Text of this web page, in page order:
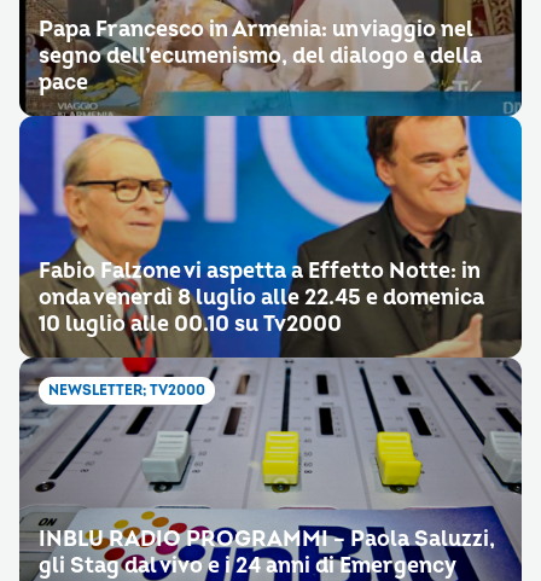
Papa Francesco in Armenia: un viaggio nel
segno dell’ecumenismo, del dialogo e della
pace
Fabio Falzone vi aspetta a Effetto Notte: in
onda venerdì 8 luglio alle 22.45 e domenica
10 luglio alle 00.10 su Tv2000
NEWSLETTER; TV2000
INBLU RADIO PROGRAMMI – Paola Saluzzi,
gli Stag dal vivo e i 24 anni di Emergency